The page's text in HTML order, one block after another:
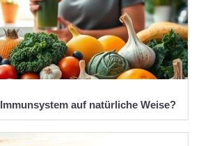
auf natürliche Weise?